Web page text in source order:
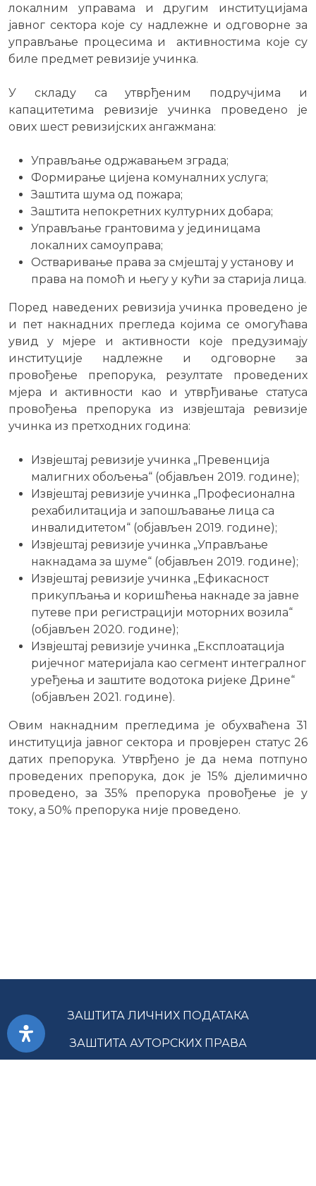
локалним управама и другим институцијама
јавног сектора које су надлежне и одговорне за
управљање процесима и активностима које су
биле предмет ревизије учинка.
У складу са утврђеним подручјима и
капацитетима ревизије учинка проведено је
ових шест ревизијских ангажмана:
Управљање одржавањем зграда;
Формирање цијена комуналних услуга;
Заштита шума од пожара;
Заштита непокретних културних добара;
Управљање грантовима у јединицама
локалних самоуправа;
Остваривање права за смјештај у установу и
права на помоћ и његу у кући за старија лица.
Поред наведених ревизија учинка проведено је
и пет накнадних прегледа којима се омогућава
увид у мјере и активности које предузимају
институције надлежне и одговорне за
провођење препорука, резултате проведених
мјера и активности као и утврђивање статуса
провођења препорука из извјештаја ревизије
учинка из претходних година:
Извјештај ревизије учинка „Превенција
малигних обољења“ (објављен 2019. године);
Извјештај ревизије учинка „Професионална
рехабилитација и запошљавање лица са
инвалидитетом“ (објављен 2019. године);
Извјештај ревизије учинка „Управљање
накнадама за шуме“ (објављен 2019. године);
Извјештај ревизије учинка „Ефикасност
прикупљања и коришћења накнаде за јавне
путеве при регистрацији моторних возила“
(објављен 2020. године);
Извјештај ревизије учинка „Експлоатација
ријечног материјала као сегмент интегралног
уређења и заштите водотока ријеке Дрине“
(објављен 2021. године).
Овим накнадним прегледима је обухваћенa 31
институција јавног сектора и провјерен статус 26
датих препорука. Утврђено је да нема потпуно
проведених препорука, док је 15% дјелимично
проведено, за 35% препорука провођење је у
току, а 50% препорука није проведено.
ЗАШТИТА ЛИЧНИХ ПОДАТАКА
ЗАШТИТА АУТОРСКИХ ПРАВА